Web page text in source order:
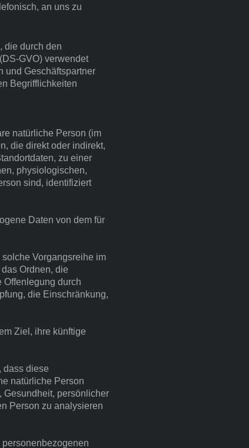
an uns zu
die durch den
GVO) verwendet
und Geschäftspartner
Begrifflichkeiten
natürliche Person (im
die direkt oder indirekt,
zu einer
physiologischen,
sind, identifiziert
Daten von dem für
Vorgangsreihe im
Ordnen, die
Offenlegung durch
die Einschränkung,
Ziel, ihre künftige
dass diese
natürliche Person
Gesundheit, persönlicher
Person zu analysieren